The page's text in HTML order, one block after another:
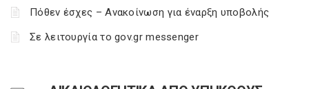
Πόθεν έσχες – Ανακοίνωση για έναρξη υποβολής
Σε λειτουργία το gov.gr messenger